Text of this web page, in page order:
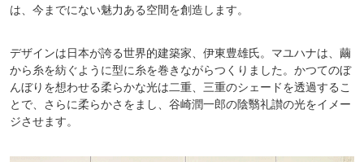
は、今までにない魅力ある空間を創造します。
デザインは日本が誇る世界的建築家、伊東豊雄氏。マユハナは、繭
から糸を紡ぐように型に糸を巻きながらつくりました。かつてのぼ
んぼりを想わせる柔らかな光は二重、三重のシェードを透過するこ
とで、さらに柔らかさをまし、谷崎潤一郎の陰翳礼讃の光をイメー
ジさせます。